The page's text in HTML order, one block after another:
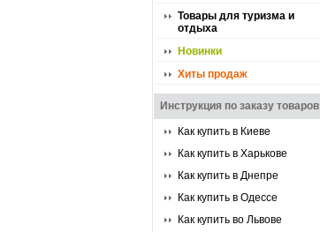
Товары для туризма и
отдыха
Новинки
Хиты продаж
Инструкция по заказу товаров
Как купить в Киеве
Как купить в Харькове
Как купить в Днепре
Как купить в Одессе
Как купить во Львове